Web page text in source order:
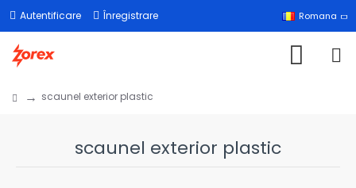
Autentificare Înregistrare Romana
scaunel exterior plastic
scaunel exterior plastic